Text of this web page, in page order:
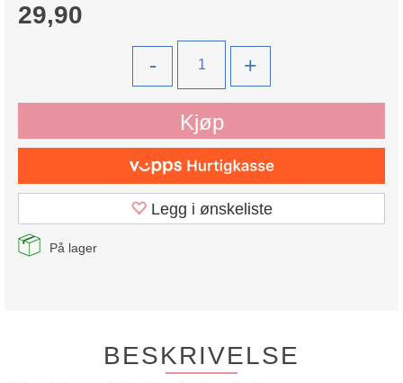
29,90
- +
Kjøp
Legg i ønskeliste
På lager
BESKRIVELSE